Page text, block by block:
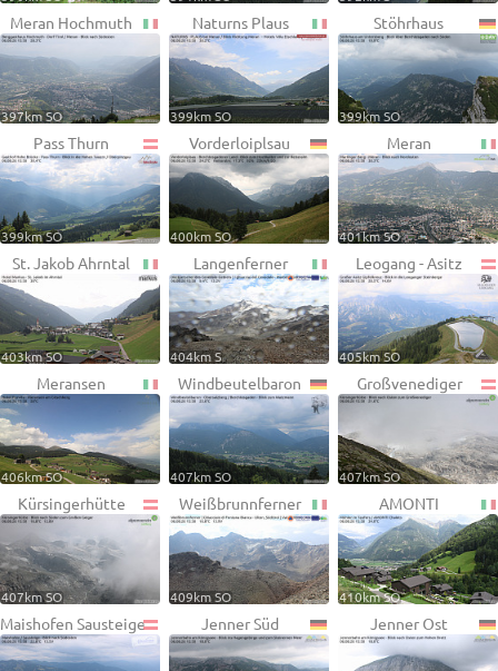
Meran Hochmuth
397km SO
Naturns Plaus
399km SO
Stöhrhaus
399km SO
Pass Thurn
399km SO
Vorderloiplsau
400km SO
Meran
401km SO
St. Jakob Ahrntal
403km SO
Langenferner
404km S
Leogang - Asitz
405km SO
Meransen
406km SO
Windbeutelbaron
407km SO
Großvenediger
407km SO
Kürsingerhütte
407km SO
Weißbrunnferner
409km SO
AMONTI
410km SO
Maishofen Sausteige Jenner Süd Jenner Ost